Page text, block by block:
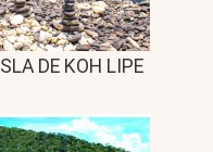
ISLA DE KOH LIPE